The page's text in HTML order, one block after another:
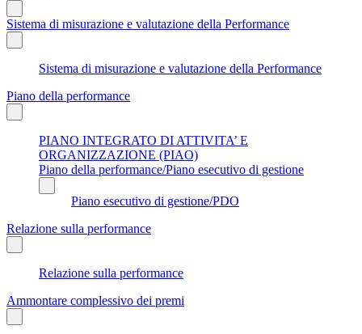
Sistema di misurazione e valutazione della Performance
Sistema di misurazione e valutazione della Performance
Piano della performance
PIANO INTEGRATO DI ATTIVITA’ E
ORGANIZZAZIONE (PIAO)
Piano della performance/Piano esecutivo di gestione
Piano esecutivo di gestione/PDO
Relazione sulla performance
Relazione sulla performance
Ammontare complessivo dei premi